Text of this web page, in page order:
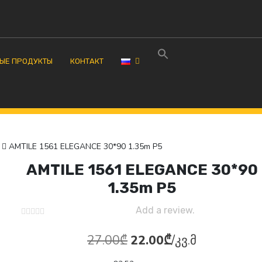
ПРОДУКТЫ КОНТАКТ
AMTILE 1561 ELEGANCE 30*90 1.35m P5
AMTILE 1561 ELEGANCE 30*90
1.35m P5
Add a review.
27.00₾ Первоначальная
цена
22.00₾Текущая
/კვ.მ